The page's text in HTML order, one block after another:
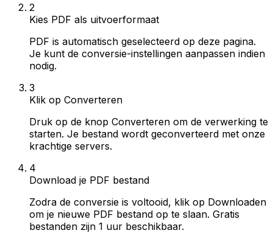
2
Kies PDF als uitvoerformaat
PDF is automatisch geselecteerd op deze pagina.
Je kunt de conversie-instellingen aanpassen indien
nodig.
3
Klik op Converteren
Druk op de knop Converteren om de verwerking te
starten. Je bestand wordt geconverteerd met onze
krachtige servers.
4
Download je PDF bestand
Zodra de conversie is voltooid, klik op Downloaden
om je nieuwe PDF bestand op te slaan. Gratis
bestanden zijn 1 uur beschikbaar.